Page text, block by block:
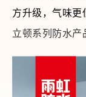
方升级，气味更
立顿系列防水产